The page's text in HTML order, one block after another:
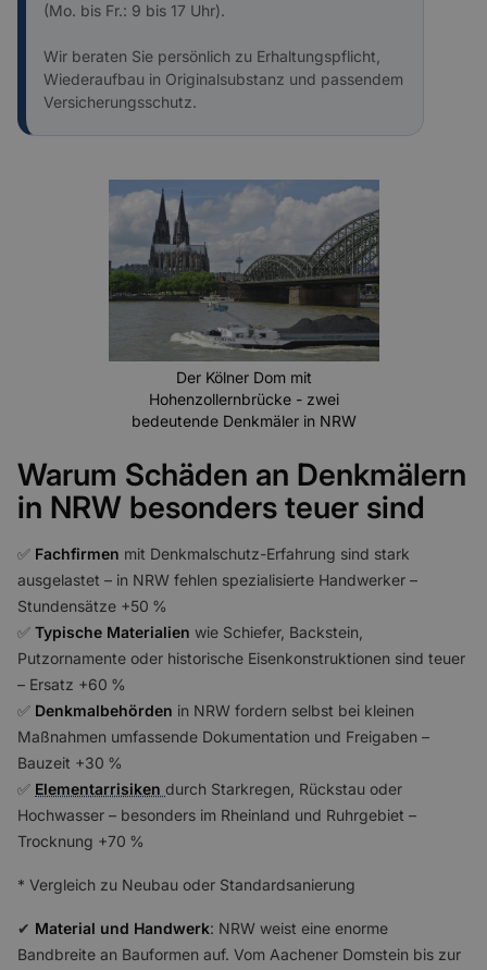
(Mo. bis Fr.: 9 bis 17 Uhr).
Wir beraten Sie persönlich zu Erhaltungspflicht,
Wiederaufbau in Originalsubstanz und passendem
Versicherungsschutz.
Der Kölner Dom mit
Hohenzollernbrücke - zwei
bedeutende Denkmäler in NRW
Warum Schäden an Denkmälern
in NRW besonders teuer sind
✅️ Fachfirmen mit Denkmalschutz-Erfahrung sind stark
ausgelastet – in NRW fehlen spezialisierte Handwerker –
Stundensätze +50 %
✅️ Typische Materialien wie Schiefer, Backstein,
Putzornamente oder historische Eisenkonstruktionen sind teuer
– Ersatz +60 %
✅️ Denkmalbehörden in NRW fordern selbst bei kleinen
Maßnahmen umfassende Dokumentation und Freigaben –
Bauzeit +30 %
✅️ Elementarrisiken durch Starkregen, Rückstau oder
Hochwasser – besonders im Rheinland und Ruhrgebiet –
Trocknung +70 %
* Vergleich zu Neubau oder Standardsanierung
✔ Material und Handwerk: NRW weist eine enorme
Bandbreite an Bauformen auf. Vom Aachener Domstein bis zur